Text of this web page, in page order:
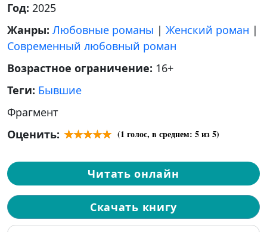
Год: 2025
Жанры: Любовные романы | Женский роман |
Современный любовный роман
Возрастное ограничение: 16+
Теги: Бывшие
Фрагмент
Оценить:
(1 голос, в среднем: 5из 5)
Читать онлайн
Скачать книгу